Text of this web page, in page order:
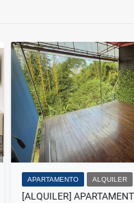
APARTAMENTO ALQUILER